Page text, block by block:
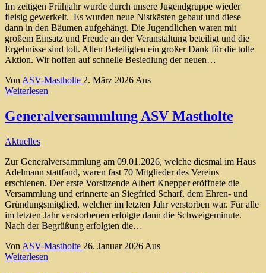
Im zeitigen Frühjahr wurde durch unsere Jugendgruppe wieder
fleisig gewerkelt. Es wurden neue Nistkästen gebaut und diese
dann in den Bäumen aufgehängt. Die Jugendlichen waren mit
großem Einsatz und Freude an der Veranstaltung beteiligt und die
Ergebnisse sind toll. Allen Beteiligten ein großer Dank für die tolle
Aktion. Wir hoffen auf schnelle Besiedlung der neuen…
Von ASV-Mastholte 2. März 2026 Aus
Weiterlesen
Generalversammlung ASV Mastholte
Aktuelles
Zur Generalversammlung am 09.01.2026, welche diesmal im Haus
Adelmann stattfand, waren fast 70 Mitglieder des Vereins
erschienen. Der erste Vorsitzende Albert Knepper eröffnete die
Versammlung und erinnerte an Siegfried Scharf, dem Ehren- und
Gründungsmitglied, welcher im letzten Jahr verstorben war. Für alle
im letzten Jahr verstorbenen erfolgte dann die Schweigeminute.
Nach der Begrüßung erfolgten die…
Von ASV-Mastholte 26. Januar 2026 Aus
Weiterlesen